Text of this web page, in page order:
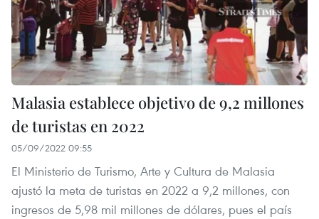
Malasia establece objetivo de 9,2 millones
de turistas en 2022
05/09/2022 09:55
El Ministerio de Turismo, Arte y Cultura de Malasia
ajustó la meta de turistas en 2022 a 9,2 millones, con
ingresos de 5,98 mil millones de dólares, pues el país